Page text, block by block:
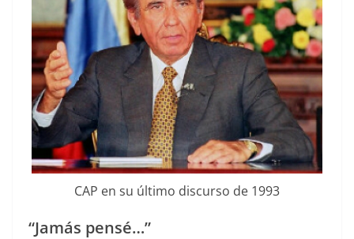
CAP en su últi­mo dis­cur­so de 1993
“Jamás pen­sé…”